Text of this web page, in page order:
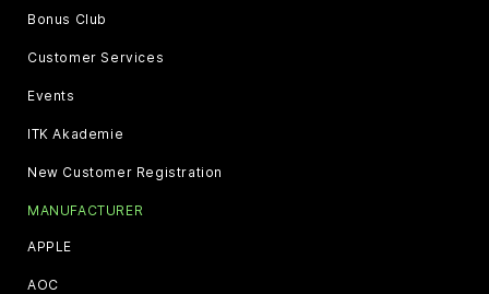
Bonus Club
Customer Services
Events
ITK Akademie
New Customer Registration
MANUFACTURER
APPLE
AOC